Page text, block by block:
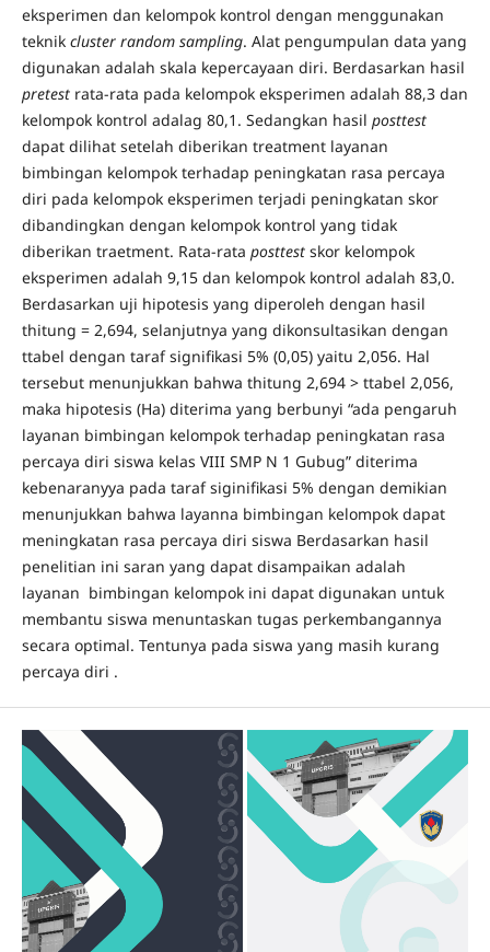
eksperimen dan kelompok kontrol dengan menggunakan
teknik cluster random sampling. Alat pengumpulan data yang
digunakan adalah skala kepercayaan diri. Berdasarkan hasil
pretest rata-rata pada kelompok eksperimen adalah 88,3 dan
kelompok kontrol adalag 80,1. Sedangkan hasil posttest
dapat dilihat setelah diberikan treatment layanan
bimbingan kelompok terhadap peningkatan rasa percaya
diri pada kelompok eksperimen terjadi peningkatan skor
dibandingkan dengan kelompok kontrol yang tidak
diberikan traetment. Rata-rata posttestskor kelompok
eksperimen adalah 9,15 dan kelompok kontrol adalah 83,0.
Berdasarkan uji hipotesis yang diperoleh dengan hasil
thitung = 2,694, selanjutnya yang dikonsultasikan dengan
ttabel dengan taraf signifikasi 5% (0,05) yaitu 2,056. Hal
tersebut menunjukkan bahwa thitung 2,694 > ttabel 2,056,
maka hipotesis (Ha) diterima yang berbunyi “ada pengaruh
layanan bimbingan kelompok terhadap peningkatan rasa
percaya diri siswa kelas VIII SMP N 1 Gubug” diterima
kebenaranyya pada taraf siginifikasi 5% dengan demikian
menunjukkan bahwa layanna bimbingan kelompok dapat
meningkatan rasa percaya diri siswa Berdasarkan hasil
penelitian ini saran yang dapat disampaikan adalah
layanan bimbingan kelompok ini dapat digunakan untuk
membantu siswa menuntaskan tugas perkembangannya
secara optimal. Tentunya pada siswa yang masih kurang
percaya diri .